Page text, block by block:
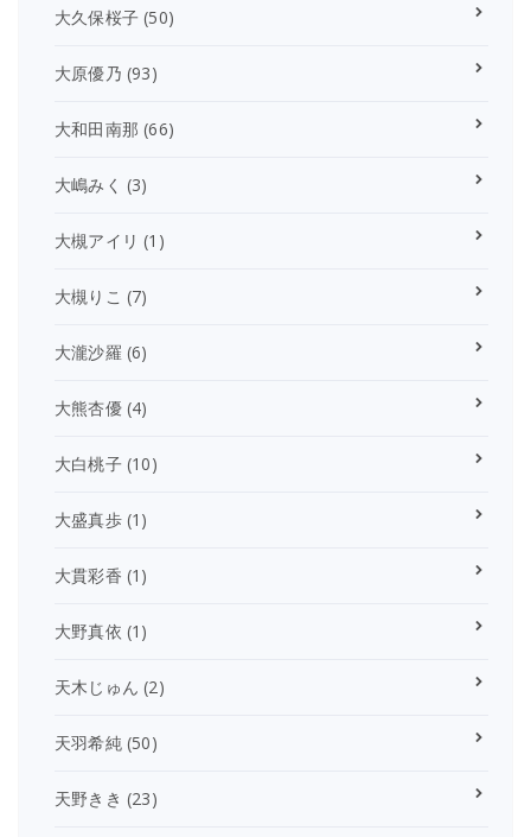
大久保桜子 (50)
大原優乃 (93)
大和田南那 (66)
大嶋みく (3)
大槻アイリ (1)
大槻りこ (7)
大瀧沙羅 (6)
大熊杏優(4)
大白桃子(10)
大盛真歩(1)
大貫彩香 (1)
大野真依 (1)
天木じゅん (2)
天羽希純(50)
天野きき (23)